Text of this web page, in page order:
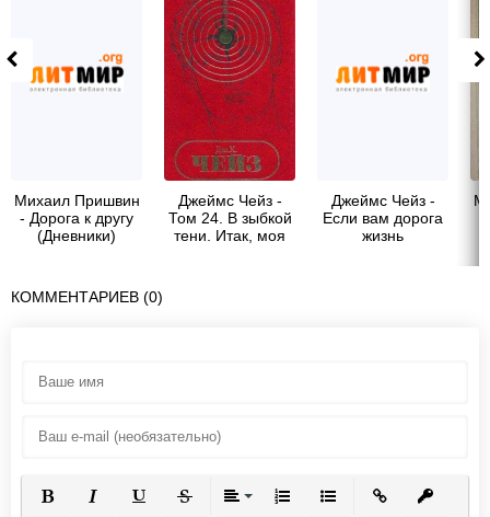
Михаил Пришвин
- Дорога к другу
(Дневники)
Джеймс Чейз -
Том 24. В зыбкой
тени. Итак, моя
Джеймс Чейз -
Если вам дорога
жизнь
КОММЕНТАРИЕВ (0)